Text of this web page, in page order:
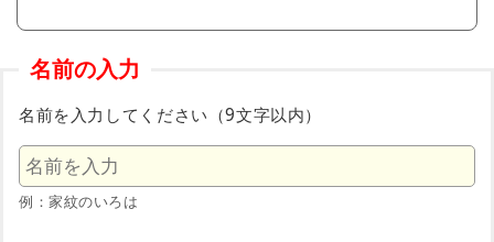
名前の入力
名前を入力してください（9文字以内）
例：家紋のいろは